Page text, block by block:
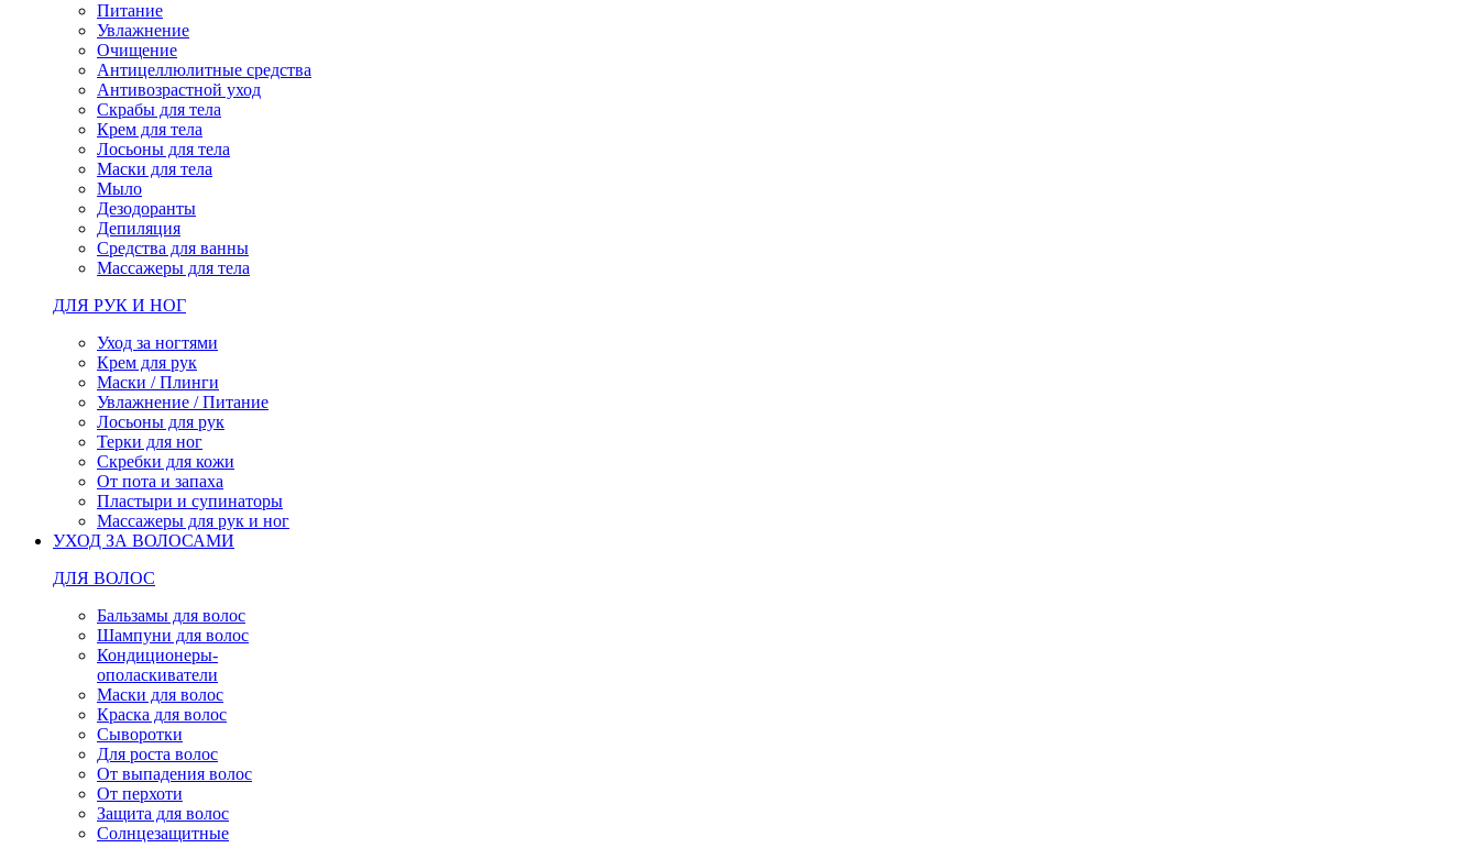
Питание
Увлажнение
Очищение
Антицеллюлитные средства
Антивозрастной уход
Скрабы для тела
Крем для тела
Лосьоны для тела
Маски для тела
Мыло
Дезодоранты
Депиляция
Средства для ванны
Массажеры для тела
ДЛЯ РУК И НОГ
Уход за ногтями
Крем для рук
Маски / Плинги
Увлажнение / Питание
Лосьоны для рук
Терки для ног
Скребки для кожи
От пота и запаха
Пластыри и супинаторы
Массажеры для рук и ног
УХОД ЗА ВОЛОСАМИ
ДЛЯ ВОЛОС
Бальзамы для волос
Шампуни для волос
Кондиционеры-
ополаскиватели
Маски для волос
Краска для волос
Сыворотки
Для роста волос
От выпадения волос
От перхоти
Защита для волос
Солнцезащитные